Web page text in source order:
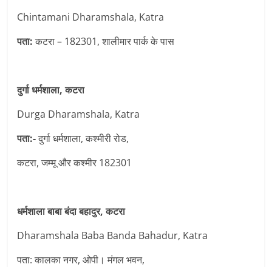
Chintamani Dharamshala, Katra
पता:कटरा – 182301, शालीमार पार्क के पास
दुर्गा धर्मशाला, कटरा
Durga Dharamshala, Katra
पता:-दुर्गा धर्मशाला, कश्मीरी रोड,
कटरा, जम्मू और कश्मीर 182301
धर्मशाला बाबा बंदा बहादुर, कटरा
Dharamshala Baba Banda Bahadur, Katra
पता: कालका नगर, ओपी। मंगल भवन,